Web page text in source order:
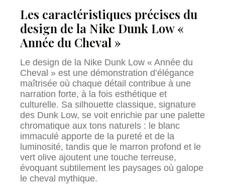
Les caractéristiques précises du
design de la Nike Dunk Low «
Année du Cheval »
Le design de la Nike Dunk Low « Année du
Cheval » est une démonstration d’élégance
maîtrisée où chaque détail contribue à une
narration forte, à la fois esthétique et
culturelle. Sa silhouette classique, signature
des Dunk Low, se voit enrichie par une palette
chromatique aux tons naturels : le blanc
immaculé apporte de la pureté et de la
luminosité, tandis que le marron profond et le
vert olive ajoutent une touche terreuse,
évoquant subtilement les paysages où galope
le cheval mythique.